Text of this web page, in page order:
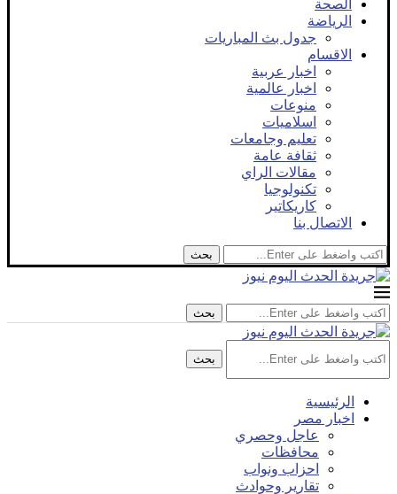
الصحة
الرياضة
جدول بث المباريات
الاقسام
اخبار عربية
اخبار عالمية
منوعات
اسلاميات
تعليم وجامعات
ثقافة عامة
مقالات الراي
تكنولوجيا
كاريكاتير
الاتصال بنا
بحث
بحث
بحث
الرئيسية
اخبار مصر
عاجل وحصري
محافظات
احزاب ونواب
تقارير وحوادث